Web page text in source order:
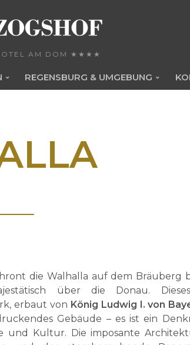
AM DOM ★★★★
REGENSBURG & UMGEBUNG
die Walhalla auf dem Bräuberg
über die Donau. Dieses
erbaut von König Ludwig I. von
Gebäude – es ist ein
und Kultur. Die imposante